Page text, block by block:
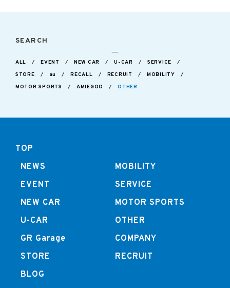
SEARCH
ALL EVENT NEW CAR U-CAR
SERVICE
STORE
au RECALL RECRUIT
MOBILITY
MOTOR SPORTS
AMIEGOO OTHER
TOP
NEWS
EVENT
NEW CAR
U-CAR
GR Garage
STORE
BLOG
MOBILITY
SERVICE
MOTOR SPORTS
OTHER
COMPANY
RECRUIT